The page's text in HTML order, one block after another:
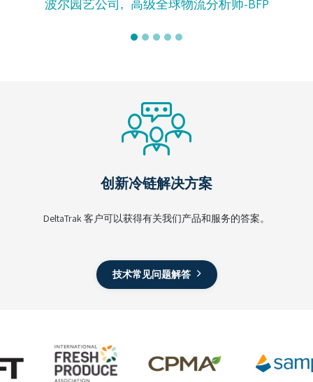
波尔园艺公司 , 高级全球物流分析师-BFP
创新冷链解决方案
DeltaTrak 客户可以获得有关我们产品和服务的答案。
技术常见问题解答